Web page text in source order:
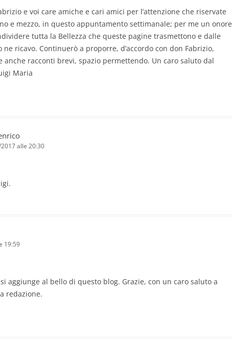
e voi care amiche e cari amici per l’attenzione che riservate
e mezzo, in questo appuntamento settimanale; per me un onore
tutta la Bellezza che queste pagine trasmettono e dalle
ricavo. Continuerò a proporre, d’accordo con don Fabrizio,
anche racconti brevi, spazio permettendo. Un caro saluto dal
Maria
alle 20:30
19:59
aggiunge al bello di questo blog. Grazie, con un caro saluto a
redazione.